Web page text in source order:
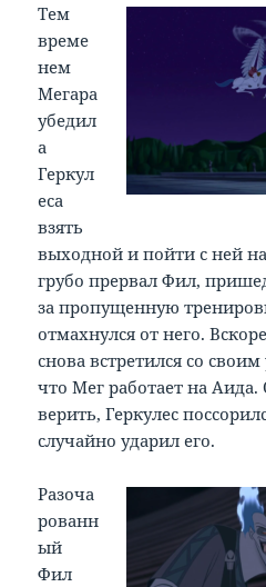
Тем
време
нем
Мегара
убедил
а
Геркул
еса
взять
выходной и пойти с ней
грубо прервал Фил,
за пропущенную
отмахнулся от него.
снова встретился со
что Мег работает на Аида.
верить, Геркулес
случайно ударил его.
Разоча
рованн
ый
Фил